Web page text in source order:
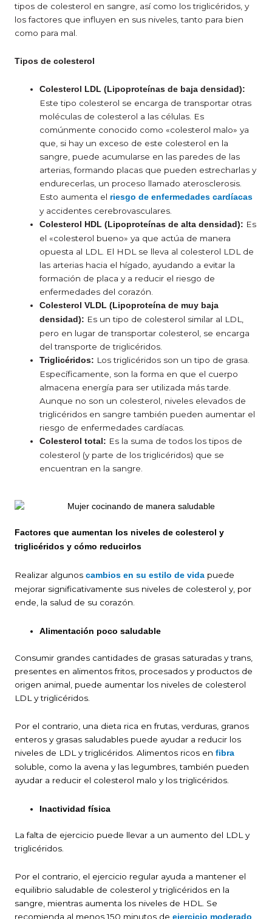
tipos de colesterol en sangre, así como los triglicéridos, y
los factores que influyen en sus niveles, tanto para bien
como para mal.
Tipos de colesterol
Colesterol LDL (Lipoproteínas de baja densidad):
Este tipo colesterol se encarga de transportar otras
moléculas de colesterol a las células. Es
comúnmente conocido como «colesterol malo» ya
que, si hay un exceso de este colesterol en la
sangre, puede acumularse en las paredes de las
arterias, formando placas que pueden estrecharlas y
endurecerlas, un proceso llamado aterosclerosis.
Esto aumenta el riesgo de enfermedades cardíacas
y accidentes cerebrovasculares.
Colesterol HDL (Lipoproteínas de alta densidad): Es
el «colesterol bueno» ya que actúa de manera
opuesta al LDL. El HDL se lleva al colesterol LDL de
las arterias hacia el hígado, ayudando a evitar la
formación de placa y a reducir el riesgo de
enfermedades del corazón.
Colesterol VLDL (Lipoproteína de muy baja
densidad): Es un tipo de colesterol similar al LDL,
pero en lugar de transportar colesterol, se encarga
del transporte de triglicéridos.
Triglicéridos: Los triglicéridos son un tipo de grasa.
Específicamente, son la forma en que el cuerpo
almacena energía para ser utilizada más tarde.
Aunque no son un colesterol, niveles elevados de
triglicéridos en sangre también pueden aumentar el
riesgo de enfermedades cardíacas.
Colesterol total: Es la suma de todos los tipos de
colesterol (y parte de los triglicéridos) que se
encuentran en la sangre.
Factores que aumentan los niveles de colesterol y
triglicéridos y cómo reducirlos
Realizar algunos cambios en su estilo de vida puede
mejorar significativamente sus niveles de colesterol y, por
ende, la salud de su corazón.
Alimentación poco saludable
Consumir grandes cantidades de grasas saturadas y trans,
presentes en alimentos fritos, procesados y productos de
origen animal, puede aumentar los niveles de colesterol
LDL y triglicéridos.
Por el contrario, una dieta rica en frutas, verduras, granos
enteros y grasas saludables puede ayudar a reducir los
niveles de LDL y triglicéridos. Alimentos ricos en fibra
soluble, como la avena y las legumbres, también pueden
ayudar a reducir el colesterol malo y los triglicéridos.
Inactividad física
La falta de ejercicio puede llevar a un aumento del LDL y
triglicéridos.
Por el contrario, el ejercicio regular ayuda a mantener el
equilibrio saludable de colesterol y triglicéridos en la
sangre, mientras aumenta los niveles de HDL. Se
recomienda al menos 150 minutos de ejercicio moderado